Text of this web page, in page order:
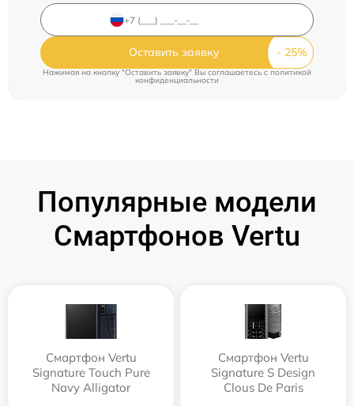
Оставить заявку
Нажимая на кнопку "Оставить заявку" Вы соглашаетесь cполитикой
конфиденциальности
Популярные модели
Смартфонов Vertu
Смартфон Vertu
Signature Touch Pure
Navy Alligator
Смартфон Vertu
Signature S Design
Clous De Paris